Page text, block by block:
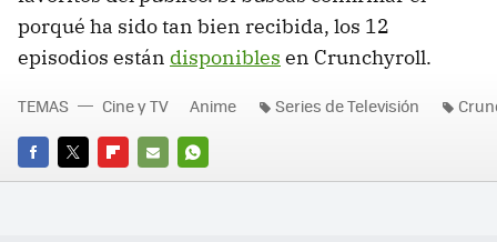
porqué ha sido tan bien recibida, los 12
episodios están disponibles en Crunchyroll.
FACEBOOK
TWITTERFLIPBOARD
E-
WHATSAPP
TEMAS Cine y TV Anime Series de Televisión